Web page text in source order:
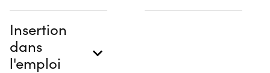
Insertion
dans
l'emploi